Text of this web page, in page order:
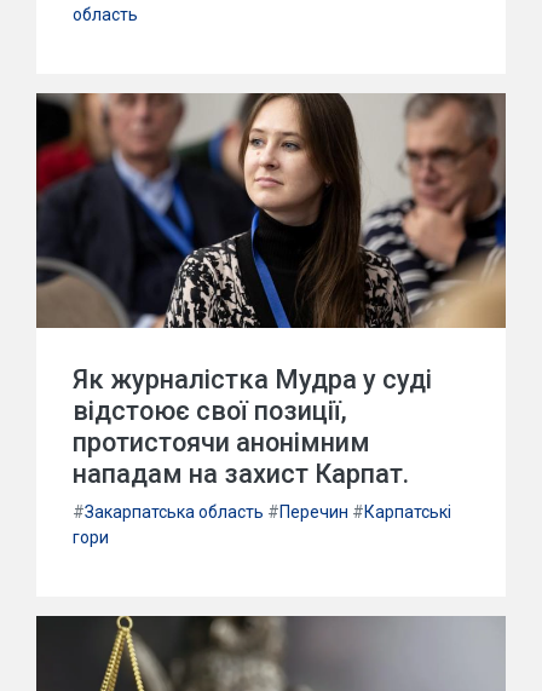
область
Як журналістка Мудра у суді
відстоює свої позиції,
протистоячи анонімним
нападам на захист Карпат.
#Закарпатська область #Перечин #Карпатські
гори